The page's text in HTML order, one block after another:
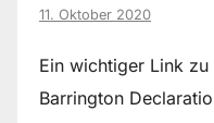
11. Oktober 2020
Ein wichtiger Link
Barrington